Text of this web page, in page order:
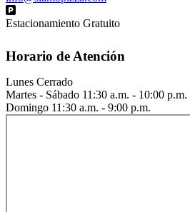
Estacionamiento Gratuito
Horario de Atención
Lunes Cerrado
Martes - Sábado 11:30 a.m. - 10:00 p.m.
Domingo 11:30 a.m. - 9:00 p.m.